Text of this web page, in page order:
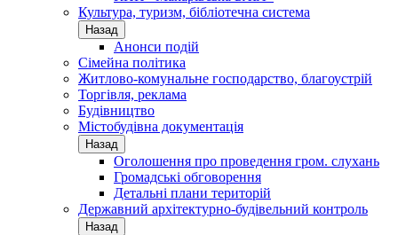
Культура, туризм, бібліотечна система
Назад
Анонси подій
Сімейна політика
Житлово-комунальне господарство, благоустрій
Торгівля, реклама
Будівництво
Містобудівна документація
Назад
Оголошення про проведення гром. слухань
Громадські обговорення
Детальні плани територій
Державний архітектурно-будівельний контроль
Назад